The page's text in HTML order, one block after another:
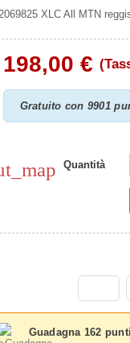
XLC All MTN
198,00 €
Gratuito con 9901
Quantità
Guadagna 162